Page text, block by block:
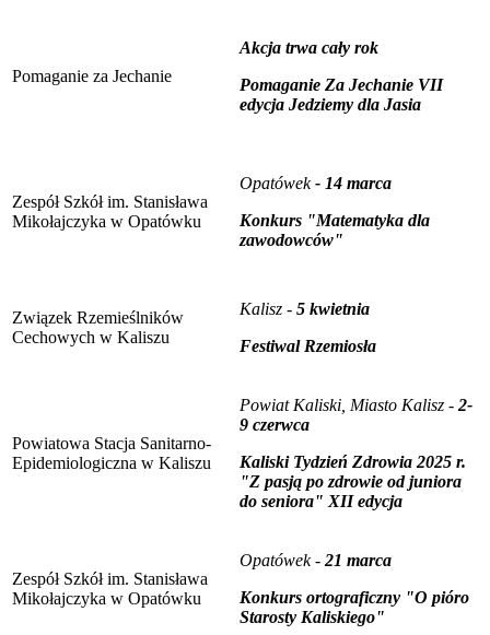
Pomaganie za Jechanie
Akcja trwa cały rok
Pomaganie Za Jechanie VII
edycja Jedziemy dla Jasia
Zespół Szkół im. Stanisława
Mikołajczyka w Opatówku
Opatówek- 14 marca
Konkurs "Matematyka dla
zawodowców"
Związek Rzemieślników
Cechowych w Kaliszu
Kalisz - 5 kwietnia
Festiwal Rzemiosła
Powiatowa Stacja Sanitarno-
Epidemiologiczna w Kaliszu
Powiat Kaliski, Miasto Kalisz - 2-
9 czerwca
Kaliski Tydzień Zdrowia 2025 r.
"Z pasją po zdrowie od juniora
do seniora" XII edycja
Zespół Szkół im. Stanisława
Mikołajczyka w Opatówku
Opatówek - 21 marca
Konkurs ortograficzny "O pióro
Starosty Kaliskiego"